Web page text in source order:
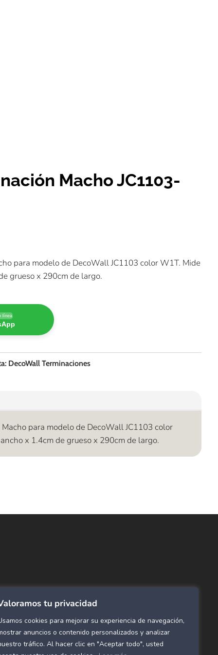
tu privacidad
cookies para mejorar su experiencia de navegación,
anuncios o contenido personalizados y analizar
tráfico. Al hacer clic en "Aceptar todo", usted
Macho JC1103-
para modelo de DecoWall JC1103 color W1T. Mide
grueso x 290cm de largo.
línea
DecoWall Terminaciones
para modelo de DecoWall JC1103 color
x 1.4cm de grueso x 290cm de largo.
para pared
Residenciales
decorativos para pared
Flex